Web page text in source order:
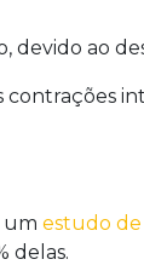
devido ao
um estudo de
delas.